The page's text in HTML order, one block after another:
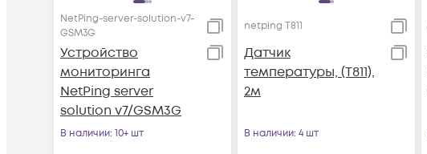
NetPing-server-solution-v7-
GSM3G
Устройство
мониторинга
NetPing server
solution v7/GSM3G
В наличии: 10+ шт
netping T811
Датчик
температуры, (T811),
2м
В наличии: 4 шт